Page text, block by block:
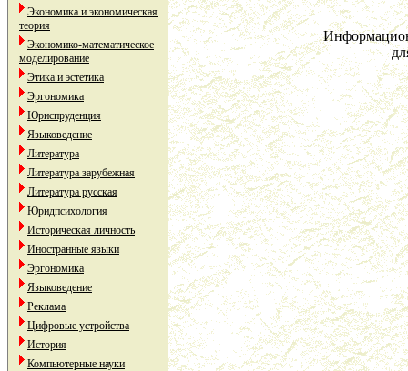
Экономика и экономическая
теория
Экономико-математическое
моделирование
Этика и эстетика
Эргономика
Юриспруденция
Языковедение
Литература
Литература зарубежная
Литература русская
Юридпсихология
Историческая личность
Иностранные языки
Эргономика
Языковедение
Реклама
Цифровые устройства
История
Компьютерные науки